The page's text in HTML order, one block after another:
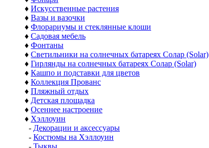
♦ Искусственные растения
♦ Вазы и вазочки
♦ Флорариумы и стеклянные клоши
♦ Садовая мебель
♦ Фонтаны
♦ Светильники на солнечных батареях Солар (Solar)
♦ Гирлянды на солнечных батареях Солар (Solar)
♦ Кашпо и подставки для цветов
♦ Коллекция Прованс
♦ Пляжный отдых
♦ Детская площадка
♦ Осеннее настроение
♦ Хэллоуин
- Декорации и аксессуары
- Костюмы на Хэллоуин
- Тыквы